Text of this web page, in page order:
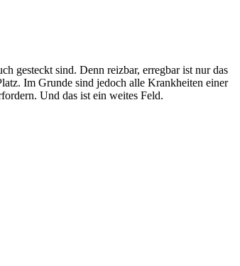
gesteckt sind. Denn reizbar, erregbar ist nur das
Im Grunde sind jedoch alle Krankheiten einer
Und das ist ein weites Feld.